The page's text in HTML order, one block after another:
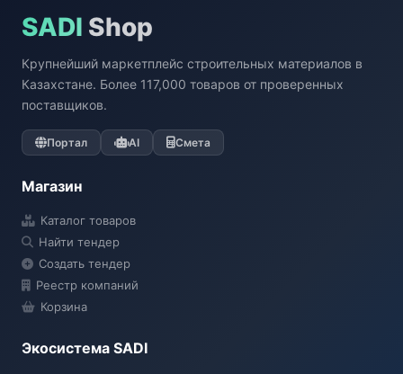
SADI Shop
Крупнейший маркетплейс строительных материалов в
Казахстане. Более 117,000 товаров от проверенных
поставщиков.
Портал AI Смета
Магазин
Каталог товаров
Найти тендер
Создать тендер
Реестр компаний
Корзина
Экосистема SADI